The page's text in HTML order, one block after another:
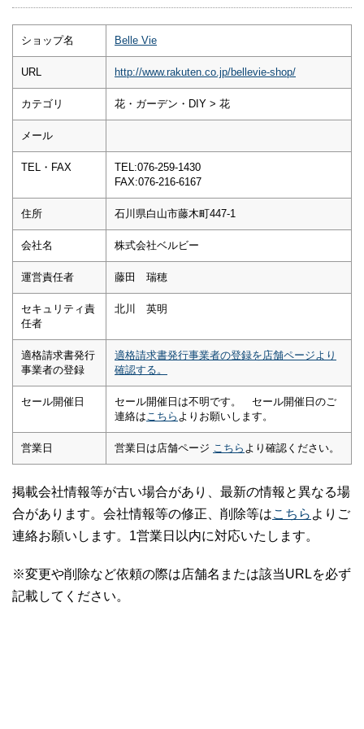
ショップ名 Belle Vie
URL http://www.rakuten.co.jp/bellevie-shop/
カテゴリ 花・ガーデン・DIY > 花
メール
TEL・FAX
TEL:076-259-1430
FAX:076-216-6167
住所 石川県白山市藤木町447-1
会社名 株式会社ベルビー
運営責任者 藤田 瑞穂
セキュリティ責
任者
北川 英明
適格請求書発行
事業者の登録
適格請求書発行事業者の登録を店舗ページより
確認する。
セール開催日
セール開催日は不明です。 セール開催日のご
連絡は こちら よりお願いします。
営業日 営業日は店舗ページ こちら より確認ください。
掲載会社情報等が古い場合があり、最新の情報と異なる場
合があります。会社情報等の修正、削除等はこちら よりご
連絡お願いします。1営業日以内に対応いたします。
※変更や削除など依頼の際は店舗名または該当URLを必ず
記載してください。